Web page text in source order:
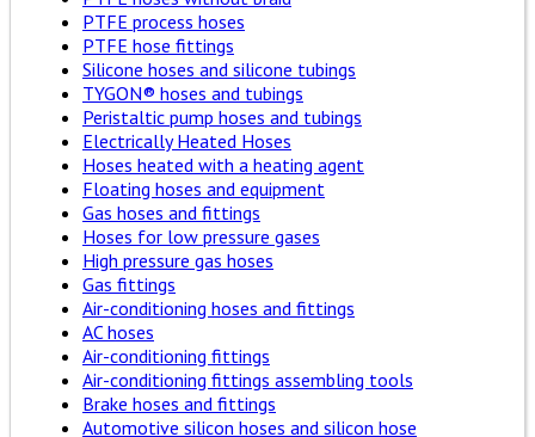
PTFE process hoses
PTFE hose fittings
Silicone hoses and silicone tubings
TYGON® hoses and tubings
Peristaltic pump hoses and tubings
Electrically Heated Hoses
Hoses heated with a heating agent
Floating hoses and equipment
Gas hoses and fittings
Hoses for low pressure gases
High pressure gas hoses
Gas fittings
Air-conditioning hoses and fittings
AC hoses
Air-conditioning fittings
Air-conditioning fittings assembling tools
Brake hoses and fittings
Automotive silicon hoses and silicon hose